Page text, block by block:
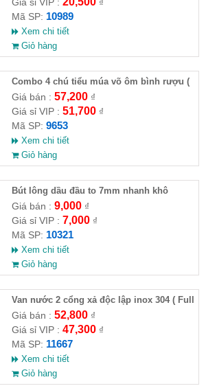
Mã SP: 10989
Xem chi tiết
Giỏ hàng
Combo 4 chú tiểu múa võ ôm bình rượu (
HĐ )
Giá bán : 57,200₫
Giá sỉ VIP : 51,700₫
Mã SP: 9653
Xem chi tiết
Giỏ hàng
Bút lông dầu đầu to 7mm nhanh khô
Giá bán : 9,000₫
Giá sỉ VIP : 7,000₫
Mã SP: 10321
Xem chi tiết
Giỏ hàng
Van nước 2 cổng xả độc lập inox 304 ( Full
VAT )
Giá bán : 52,800₫
Giá sỉ VIP : 47,300₫
Mã SP: 11667
Xem chi tiết
Giỏ hàng